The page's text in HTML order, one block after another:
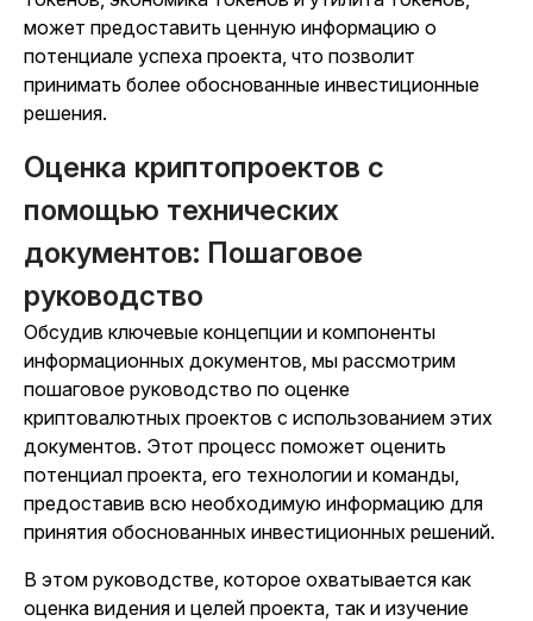
может предоставить ценную информацию о
потенциале успеха проекта, что позволит
принимать более обоснованные инвестиционные
решения.
Оценка криптопроектов с
помощью технических
документов: Пошаговое
руководство
Обсудив ключевые концепции и компоненты
информационных документов, мы рассмотрим
пошаговое руководство по оценке
криптовалютных проектов с использованием этих
документов. Этот процесс поможет оценить
потенциал проекта, его технологии и команды,
предоставив всю необходимую информацию для
принятия обоснованных инвестиционных решений.
В этом руководстве, которое охватывается как
оценка видения и целей проекта, так и изучение